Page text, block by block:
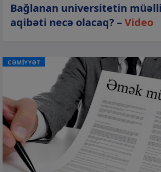
Bağlanan universitetin
aqibəti necə olacaq? –Video
CƏMİYYƏT